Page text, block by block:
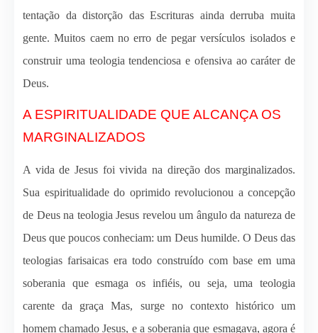
tentação da distorção das Escrituras ainda derruba muita
gente. Muitos caem no erro de pegar versículos isolados e
construir uma teologia tendenciosa e ofensiva ao caráter de
Deus.
A ESPIRITUALIDADE QUE ALCANÇA OS
MARGINALIZADOS
A vida de Jesus foi vivida na direção dos marginalizados.
Sua espiritualidade do oprimido revolucionou a concepção
de Deus na teologia Jesus revelou um ângulo da natureza de
Deus que poucos conheciam: um Deus humilde. O Deus das
teologias farisaicas era todo construído com base em uma
soberania que esmaga os infiéis, ou seja, uma teologia
carente da graça Mas, surge no contexto histórico um
homem chamado Jesus, e a soberania que esmagava, agora é